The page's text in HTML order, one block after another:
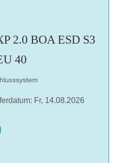
2.0 BOA ESD S3
40
Fr, 14.08.2026